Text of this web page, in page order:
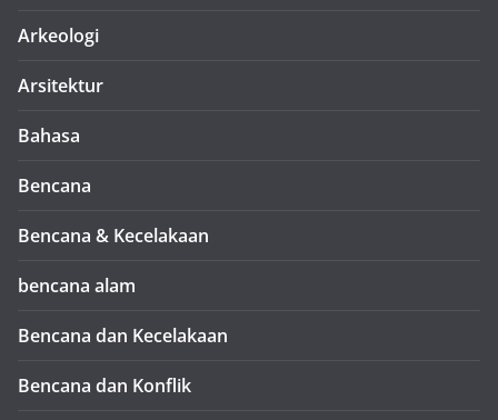
Arkeologi
Arsitektur
Bahasa
Bencana
Bencana & Kecelakaan
bencana alam
Bencana dan Kecelakaan
Bencana dan Konflik